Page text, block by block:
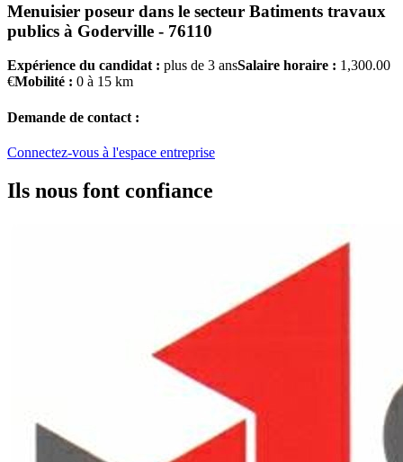
Menuisier poseur dans le secteur Batiments travaux
publics à Goderville - 76110
Expérience du candidat : plus de 3 ansSalaire horaire : 1,300.00
€Mobilité : 0 à 15 km
Demande de contact :
Connectez-vous à l'espace entreprise
Ils nous font confiance